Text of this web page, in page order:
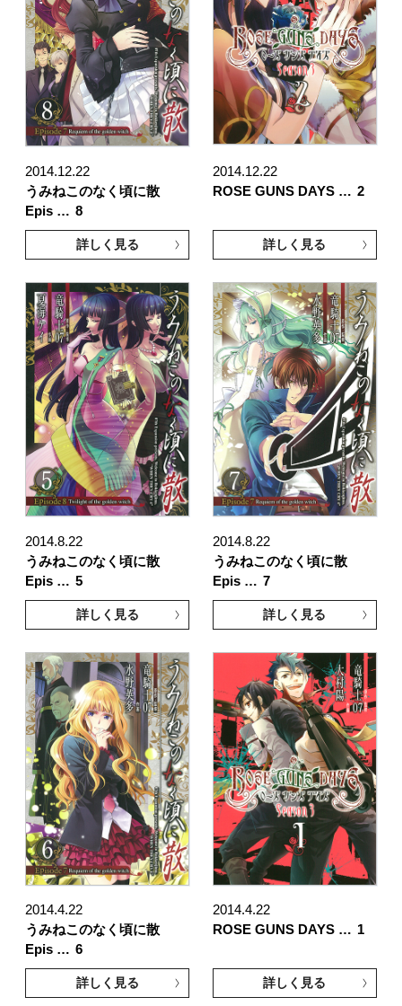
2014.12.22
うみねこのなく頃に散
Epis … 8
詳しく見る
2014.12.22
ROSE GUNS DAYS … 2
詳しく見る
2014.8.22
うみねこのなく頃に散
Epis … 5
詳しく見る
2014.8.22
うみねこのなく頃に散
Epis … 7
詳しく見る
2014.4.22
うみねこのなく頃に散
Epis … 6
詳しく見る
2014.4.22
ROSE GUNS DAYS … 1
詳しく見る